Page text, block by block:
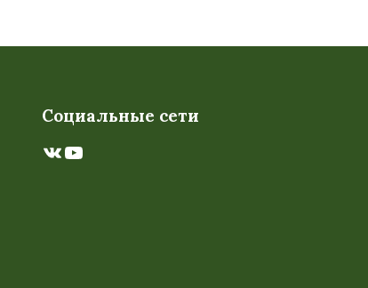
Социальные сети
ВКонтакте
YouTube